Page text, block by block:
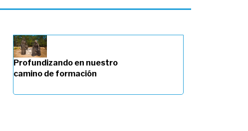
Profundizando en nuestro
camino de formación